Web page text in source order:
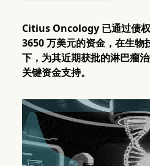
Citius Oncology 已通过债
3650 万美元的资金，在生物
下，为其近期获批的淋巴瘤
关键资金支持。